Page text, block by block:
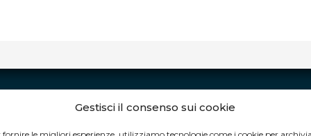
Gestisci il consenso sui cookie
ORARI DI APERTURA